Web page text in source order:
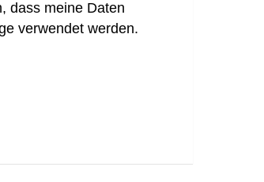
dass meine Daten
verwendet werden.